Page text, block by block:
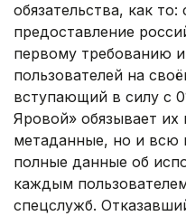
обязательства, как
предоставление
первому требованию
пользователей на
вступающий в силу с
Яровой» обязывает их
метаданные, но и всю
полные данные об
каждым
спецслужб.